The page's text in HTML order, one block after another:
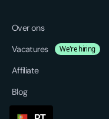
Over ons
Vacatures
We're hiring
Affiliate
Blog